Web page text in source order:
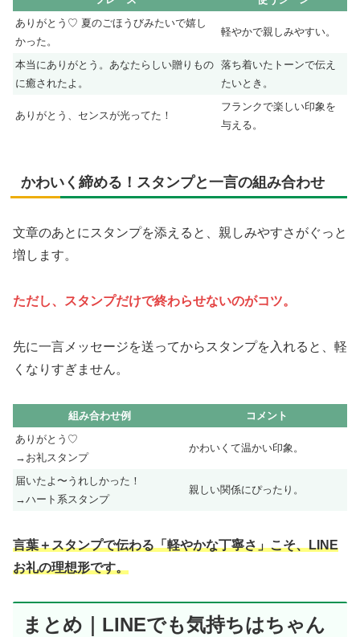
ありがとう♡ 夏のごほうびみたいで嬉し
かった。
軽やかで親しみやすい。
本当にありがとう。あなたらしい贈りもの
に癒されたよ。
落ち着いたトーンで伝え
たいとき。
ありがとう、センスが光ってた！
フランクで楽しい印象を
与える。
かわいく締める！スタンプと一言の組み合わせ
文章のあとにスタンプを添えると、親しみやすさがぐっと
増します。
ただし、スタンプだけで終わらせないのがコツ。
先に一言メッセージを送ってからスタンプを入れると、軽
くなりすぎません。
組み合わせ例
コメント
ありがとう♡
→お礼スタンプ
かわいくて温かい印象。
届いたよ〜うれしかった！
→ハート系スタンプ
親しい関係にぴったり。
言葉＋スタンプで伝わる「軽やかな丁寧さ」こそ、LINE
お礼の理想形です。
まとめ｜LINEでも気持ちはちゃん